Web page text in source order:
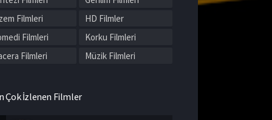
Filmleri
HD Filmler
Filmleri
Korku Filmleri
Filmleri
Müzik Filmleri
Filmleri
Çok İzlenen Filmler